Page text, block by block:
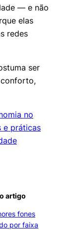
— e não
elas
redes
ser
conforto,
no
e práticas
artigo
fones
por faixa